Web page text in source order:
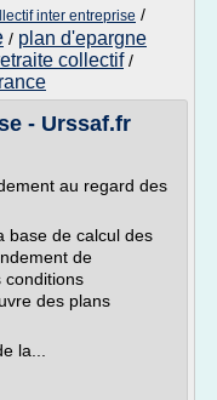
inter entreprise /
/ plan d'epargne
collectif/
- Urssaf.fr
au regard des
base de calcul des
de
conditions
des plans
la...